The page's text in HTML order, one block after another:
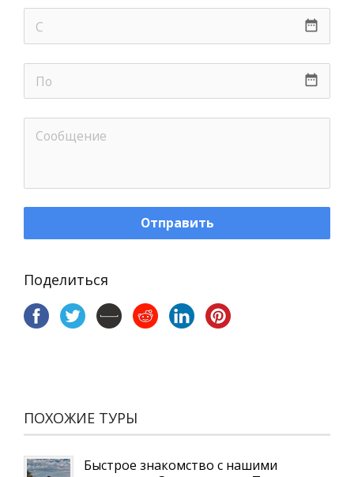
date_range
date_range
Отправить
Поделиться
ПОХОЖИЕ ТУРЫ
Быстрое знакомство с нашими